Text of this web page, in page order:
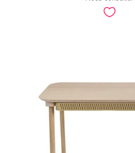
